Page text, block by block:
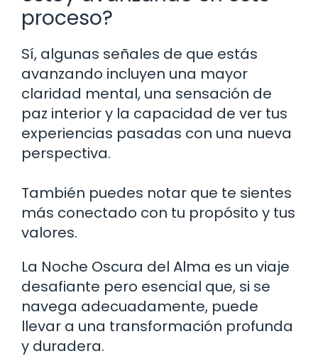
proceso?
Sí, algunas señales de que estás
avanzando incluyen una mayor
claridad mental, una sensación de
paz interior y la capacidad de ver tus
experiencias pasadas con una nueva
perspectiva.
También puedes notar que te sientes
más conectado con tu propósito y tus
valores.
La Noche Oscura del Alma es un viaje
desafiante pero esencial que, si se
navega adecuadamente, puede
llevar a una transformación profunda
y duradera.